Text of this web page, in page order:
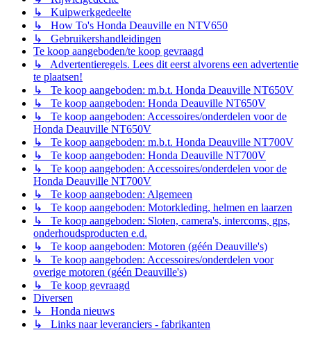
↳ Kuipwerkgedeelte
↳ How To's Honda Deauville en NTV650
↳ Gebruikershandleidingen
Te koop aangeboden/te koop gevraagd
↳ Advertentieregels. Lees dit eerst alvorens een advertentie
te plaatsen!
↳ Te koop aangeboden: m.b.t. Honda Deauville NT650V
↳ Te koop aangeboden: Honda Deauville NT650V
↳ Te koop aangeboden: Accessoires/onderdelen voor de
Honda Deauville NT650V
↳ Te koop aangeboden: m.b.t. Honda Deauville NT700V
↳ Te koop aangeboden: Honda Deauville NT700V
↳ Te koop aangeboden: Accessoires/onderdelen voor de
Honda Deauville NT700V
↳ Te koop aangeboden: Algemeen
↳ Te koop aangeboden: Motorkleding, helmen en laarzen
↳ Te koop aangeboden: Sloten, camera's, intercoms, gps,
onderhoudsproducten e.d.
↳ Te koop aangeboden: Motoren (géén Deauville's)
↳ Te koop aangeboden: Accessoires/onderdelen voor
overige motoren (géén Deauville's)
↳ Te koop gevraagd
Diversen
↳ Honda nieuws
↳ Links naar leveranciers - fabrikanten